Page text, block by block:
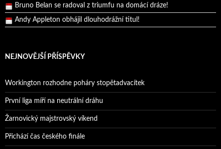
Andy Appleton obhájil dlouhodrážní titul!
Reprezentační dvojice brala český titul!
NEJNOVĚJŠÍ PŘÍSPĚVKY
Workington rozhodne poháry stopětadvacítek
První liga míří na neutrální dráhu
Žarnovický majstrovský víkend
Přichází čas českého finále